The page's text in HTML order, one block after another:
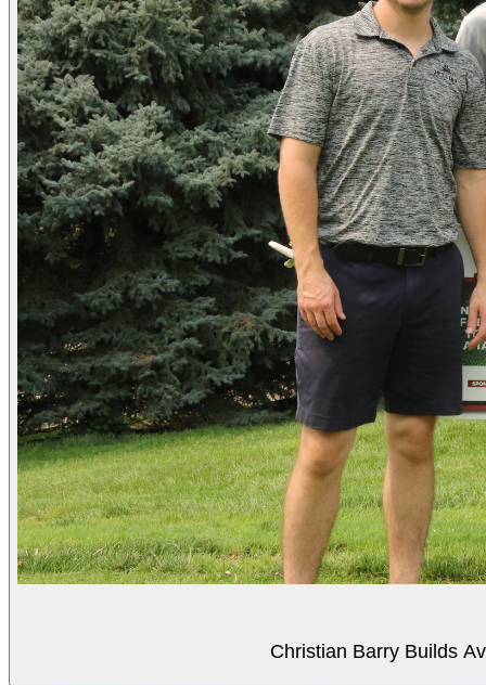
Christian Barry Builds